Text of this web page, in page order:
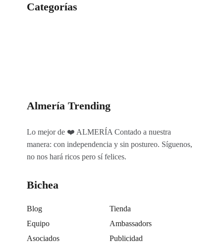
Categorías
Almería Trending
Lo mejor de ❤️ ALMERÍA Contado a nuestra
manera: con independencia y sin postureo. Síguenos,
no nos hará ricos pero sí felices.
Bichea
Blog
Tienda
Equipo
Ambassadors
Asociados
Publicidad